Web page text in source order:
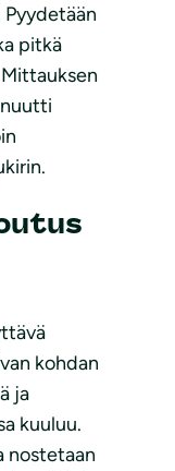
Pyydetään
pitkä
kohdan
ja
kuuluu.
nostetaan